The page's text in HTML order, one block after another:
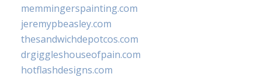
memmingerspainting.com
jeremypbeasley.com
thesandwichdepotcos.com
drgiggleshouseofpain.com
hotflashdesigns.com